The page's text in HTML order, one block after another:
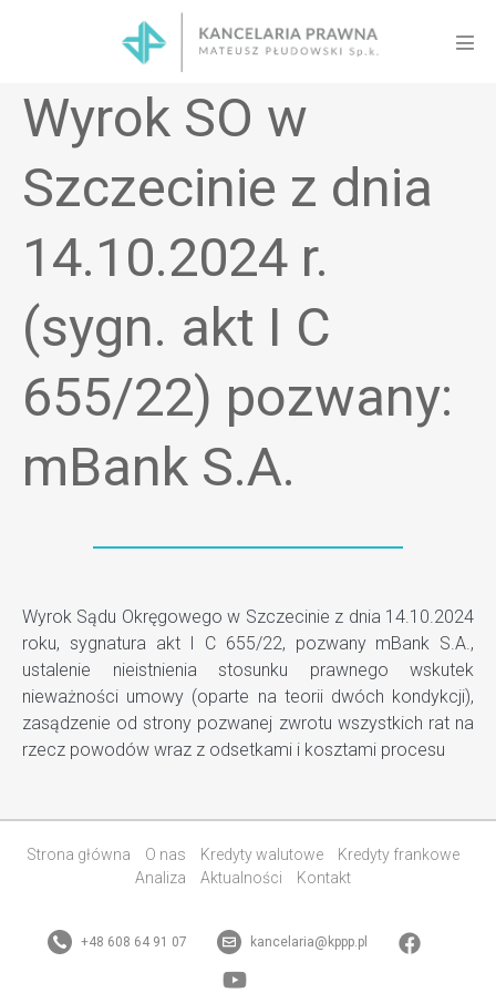
Wyrok SO w
Szczecinie z dnia
14.10.2024 r.
(sygn. akt I C
655/22) pozwany:
mBank S.A.
Wyrok Sądu Okręgowego w Szczecinie z dnia 14.10.2024
roku, sygnatura akt I C 655/22, pozwany mBank S.A.,
ustalenie nieistnienia stosunku prawnego wskutek
nieważności umowy (oparte na teorii dwóch kondykcji),
zasądzenie od strony pozwanej zwrotu wszystkich rat na
rzecz powodów wraz z odsetkami i kosztami procesu
Strona główna O nas Kredyty walutowe
Kredyty frankowe
Analiza
Aktualności Kontakt
+48 608 64 91 07 kancelaria@kppp.pl